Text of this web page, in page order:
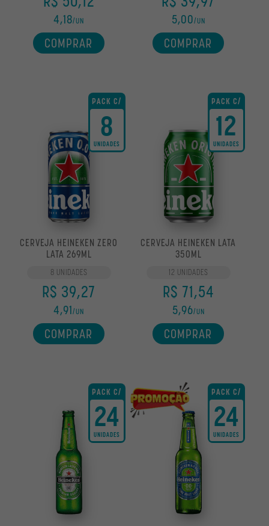
STELLA
VER TODAS
TRADICIONAIS
ESPECIAIS
LONG NECK
ONE WAY
VIDRO
DE 100ML A 299ML
DE 300ML A 499ML
DE 500ML A 699ML
DE 700ML A 999ML
4,18/UN
COMPRAR
5,00/UN
COMPRAR
PACK C/
8
UNIDADES
CERVEJA HEINEKEN ZERO
LATA 269ML
8 UNIDADES
R$ 39,27
4,91/UN
COMPRAR
PACK C/
12
UNIDADES
CERVEJA HEINEKEN LATA
350ML
12 UNIDADES
R$ 71,54
5,96/UN
COMPRAR
PACK C/
24
UNIDADES
PACK C/
24
UNIDADES